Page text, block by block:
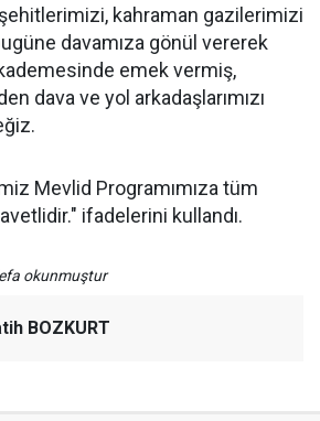
kahraman gazilerimizi
davamıza gönül vererek
emek vermiş,
dava ve yol arkadaşlarımızı
Mevlid Programımıza tüm
ifadelerini kullandı.
okunmuştur
BOZKURT